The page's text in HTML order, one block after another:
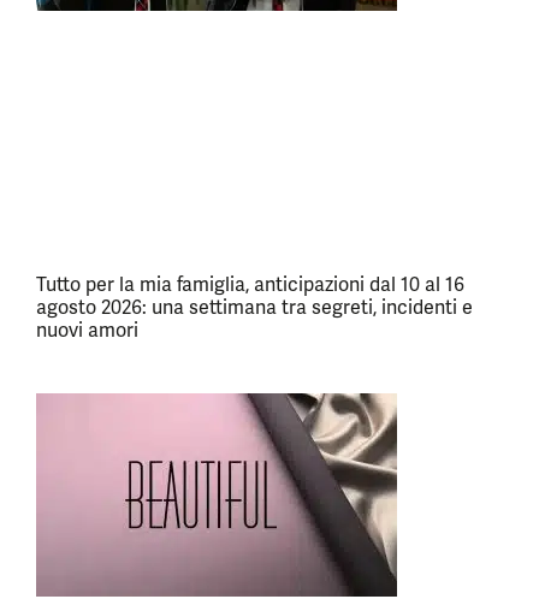
Tutto per la mia famiglia, anticipazioni dal 10 al 16
agosto 2026: una settimana tra segreti, incidenti e
nuovi amori